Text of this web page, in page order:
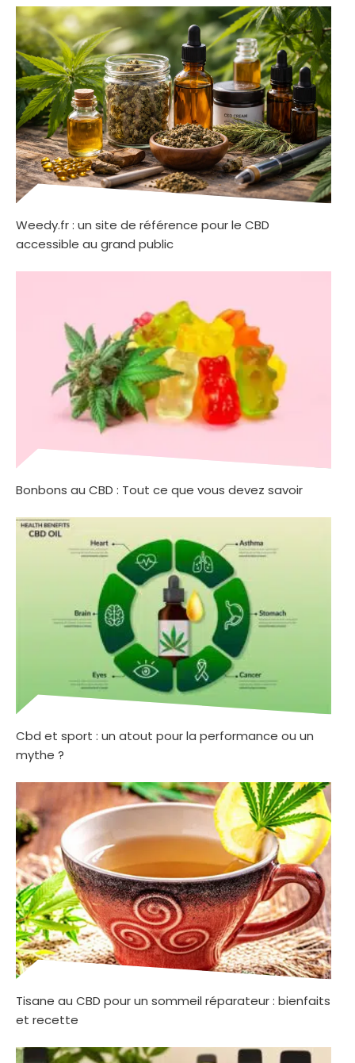
Weedy.fr : un site de référence pour le CBD
accessible au grand public
Bonbons au CBD : Tout ce que vous devez savoir
Cbd et sport : un atout pour la performance ou un
mythe ?
Tisane au CBD pour un sommeil réparateur : bienfaits
et recette